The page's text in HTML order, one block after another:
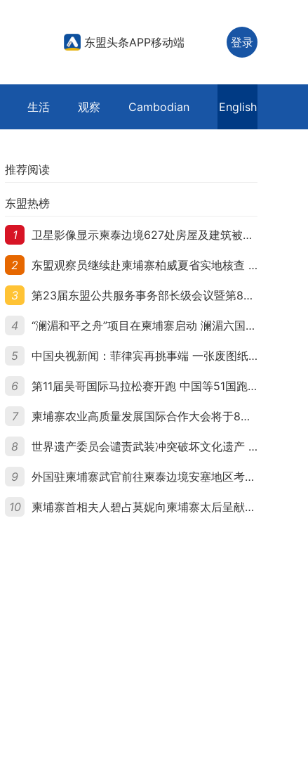
东盟头条APP移动端 登录
生活 观察 Cambodian English
推荐阅读
东盟热榜
1 卫星影像显示柬泰边境627处房屋及建筑被夷平 人权组织呼吁保护平民财产
2 东盟观察员继续赴柬埔寨柏威夏省实地核查 走访遭袭柬埔寨平民村庄
3 第23届东盟公共服务事务部长级会议暨第8届东盟与中日韩公共服务事务部长级会议在柬埔寨暹粒开幕
4 “澜湄和平之舟”项目在柬埔寨启动 澜湄六国青年共话和平与发展
5 中国央视新闻：菲律宾再挑事端 一张废图纸划不走中国黄岩岛
6 第11届吴哥国际马拉松赛开跑 中国等51国跑者齐聚暹粒
7 柬埔寨农业高质量发展国际合作大会将于8月20日举行
8 世界遗产委员会谴责武装冲突破坏文化遗产 柬埔寨呼吁依法追责并加强国际合作
9 外国驻柬埔寨武官前往柬泰边境安塞地区考察 柬方介绍“危险握手”事件及边境情况
10 柬埔寨首相夫人碧占莫妮向柬埔寨太后呈献世界女童军“卓越领袖奖”